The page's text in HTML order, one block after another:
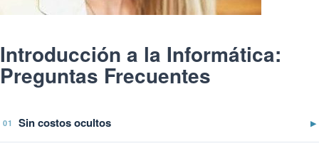
Introducción a la Informática:
Preguntas Frecuentes
01 Sin costos ocultos ▶